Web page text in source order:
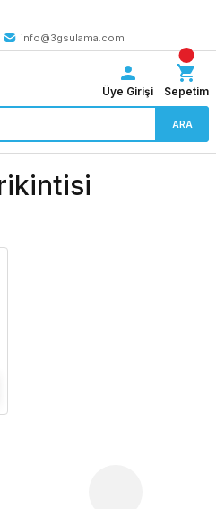
info@3gsulama.com
ARA
Üye Girişi Sepetim